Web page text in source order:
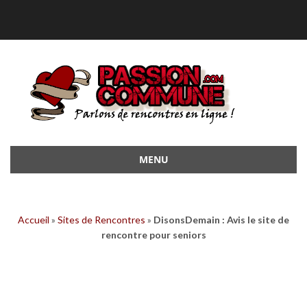
MENU
Accueil » Sites de Rencontres » DisonsDemain : Avis le site de
rencontre pour seniors